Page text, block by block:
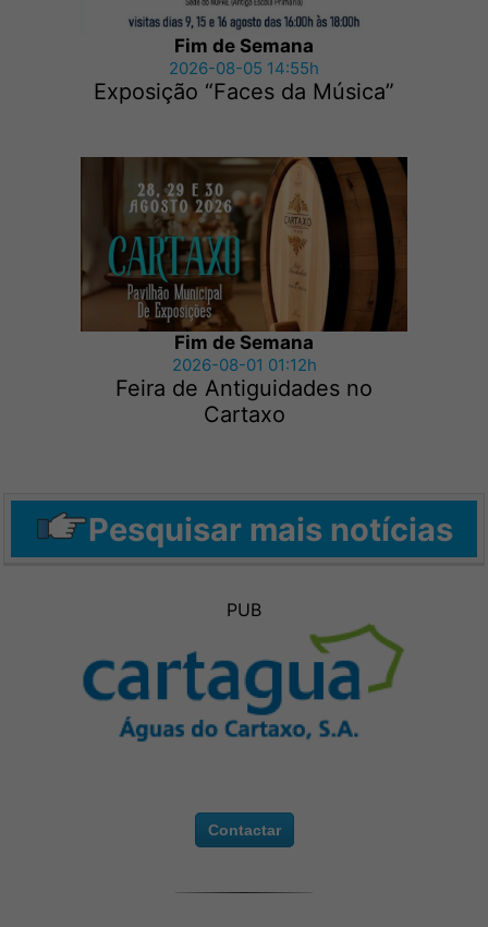
Fim de Semana
2026-08-05 14:55h
Exposição “Faces da Música”
Fim de Semana
2026-08-01 01:12h
Feira de Antiguidades no
Cartaxo
Pesquisar mais notícias
PUB
Contactar